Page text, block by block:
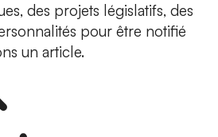
des projets législatifs, des
pour être notifié
un article.